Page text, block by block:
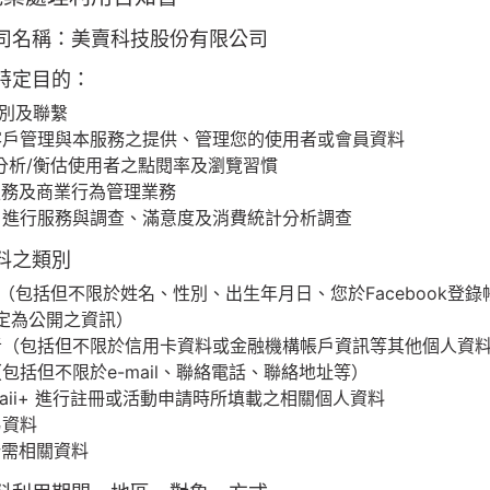
名稱：美賣科技股份有限公司
定目的：
及聯繫
管理與本服務之提供、管理您的使用者或會員資料
析/衡估使用者之點閱率及瀏覽習慣
及商業行為管理業務
行服務與調查、滿意度及消費統計分析調查
之類別
包括但不限於姓名、性別、出生年月日、您於Facebook登錄
公開之資訊）
包括但不限於信用卡資料或金融機構帳戶資訊等其他個人資
括但不限於e-mail、聯絡電話、聯絡地址等）
進行註冊或活動申請時所填載之相關個人資料
料
相關資料